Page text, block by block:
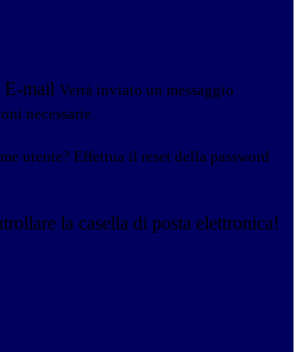
E-mail Verrà inviato un messaggio
necessarie.
utente? Effettua il reset della password
la casella di posta elettronica!